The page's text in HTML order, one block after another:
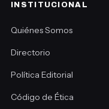
INSTITUCIONAL
Quiénes Somos
Directorio
Política Editorial
Código de Ética